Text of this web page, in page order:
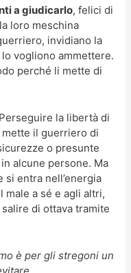
a giudicarlo, felici di
loro meschina
invidiano la
vogliono ammettere.
perché li mette di
Perseguire la libertà di
mette il guerriero di
o presunte
alcune persone. Ma
si entra nell’energia
male a sé e agli altri,
di ottava tramite
è per gli stregoni un